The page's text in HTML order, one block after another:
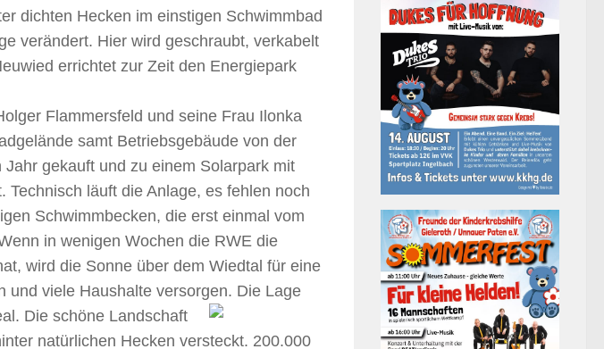
dichten Hecken im einstigen Schwimmbad
verändert. Hier wird geschraubt, verkabelt
errichtet zur Zeit den Energiepark
Flammersfeld und seine Frau Ilonka
samt Betriebsgebäude von der
gekauft und zu einem Solarpark mit
läuft die Anlage, es fehlen noch
Schwimmbecken, die erst einmal vom
in wenigen Wochen die RWE die
wird die Sonne über dem Wiedtal für eine
und viele Haushalte versorgen. Die Lage
Die schöne Landschaft
natürlichen Hecken versteckt. 200.000